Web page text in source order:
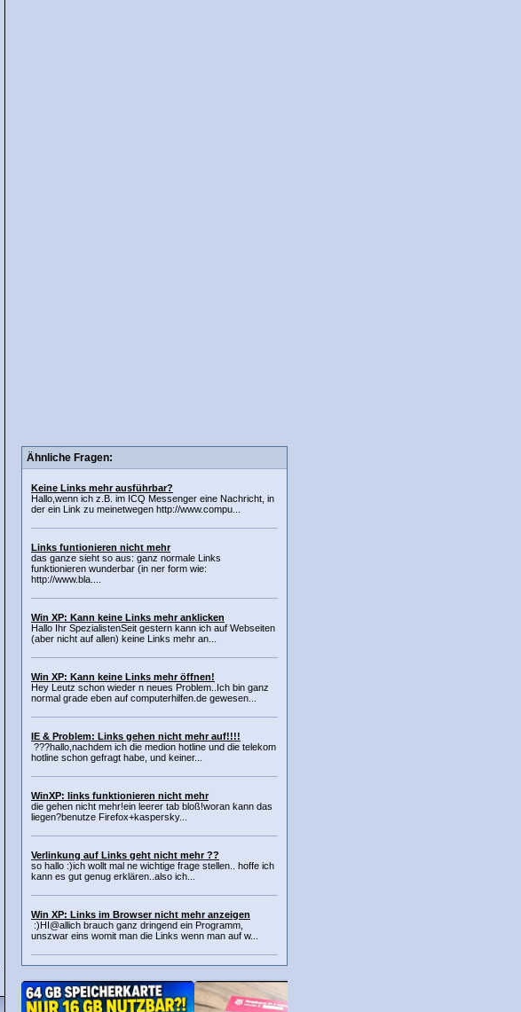
Ähnliche Fragen:
Keine Links mehr ausführbar?
Hallo,wenn ich z.B. im ICQ Messenger eine Nachricht, in
der ein Link zu meinetwegen http://www.compu...
Links funtionieren nicht mehr
das ganze sieht so aus: ganz normale Links
funktionieren wunderbar (in ner form wie:
http://www.bla....
Win XP: Kann keine Links mehr anklicken
Hallo Ihr SpezialistenSeit gestern kann ich auf Webseiten
(aber nicht auf allen) keine Links mehr an...
Win XP: Kann keine Links mehr öffnen!
Hey Leutz schon wieder n neues Problem..Ich bin ganz
normal grade eben auf computerhilfen.de gewesen...
IE & Problem: Links gehen nicht mehr auf!!!!
???hallo,nachdem ich die medion hotline und die telekom
hotline schon gefragt habe, und keiner...
WinXP: links funktionieren nicht mehr
die gehen nicht mehr!ein leerer tab bloß!woran kann das
liegen?benutze Firefox+kaspersky...
Verlinkung auf Links geht nicht mehr ??
so hallo :)ich wollt mal ne wichtige frage stellen.. hoffe ich
kann es gut genug erklären..also ich...
Win XP: Links im Browser nicht mehr anzeigen
:)HI@allich brauch ganz dringend ein Programm,
unszwar eins womit man die Links wenn man auf w...